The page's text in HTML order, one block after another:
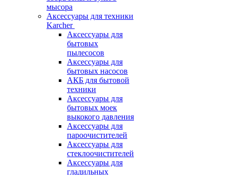
мысора
Аксессуары для техники
Karcher
Аксессуары для
бытовых
пылесосов
Аксессуары для
бытовых насосов
АКБ для бытовой
техники
Аксессуары для
бытовых моек
выкокого давления
Аксессуары для
пароочистителей
Аксессуары для
стеклоочистителей
Аксессуары для
гладильных